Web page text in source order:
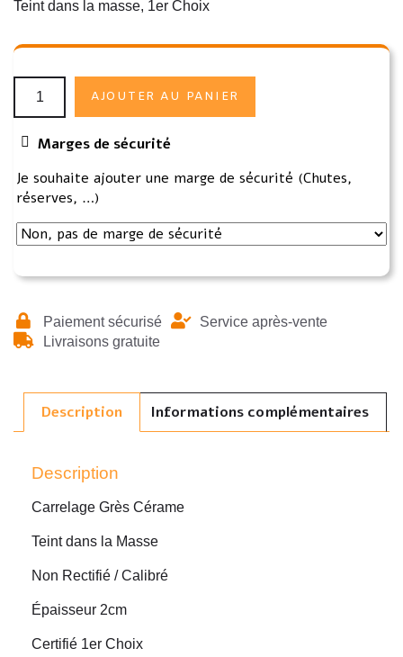
Teint dans la masse, 1er Choix
AJOUTER AU PANIER
Marges de sécurité
Je souhaite ajouter une marge de sécurité (Chutes,
réserves, …)
Paiement sécurisé
Service après-vente
Livraisons gratuite
Description Informations complémentaires
Description
Carrelage Grès Cérame
Teint dans la Masse
Non Rectifié / Calibré
Épaisseur 2cm
Certifié 1er Choix